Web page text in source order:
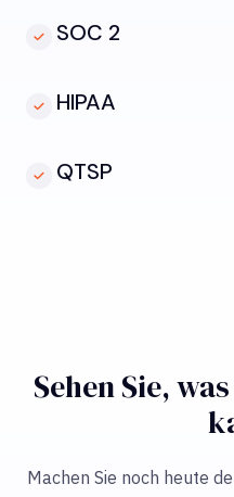
SOC 2
HIPAA
QTSP
Sehen Sie,
Machen Sie noch heute